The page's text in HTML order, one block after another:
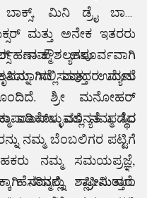
ಬಾಕ್ಸ್, ಮಿನಿ ಡ್ರೈ ಬಾತ್
ಮತ್ತು ಅನೇಕ ಇತರರು
ನಮ್ಮ ಅಪೂರ್ವವಾಗಿ
ಮತ್ತು ಉದ್ಯಮ
ಶ್ರೀ ಮನೋಹರ್
ಐಎಸ್ಒ ಮಾನ್ಯತೆ ಪಡೆದ
ನಮ್ಮ ಬೆಂಬಲಿಗರ ಪಟ್ಟಿಗೆ
ನಮ್ಮ ಸಮಯಪ್ರಜ್ಞೆ,
ನಮ್ಮನ್ನು ಶ್ಲಾಘಿಸುತ್ತಾರೆ.
ಕೌಶಲ್ಯಗಳು
ಸಲ್ಲಿಸುವುದರ ಮೇಲೆ
ನಮ್ಮ ಸ್ಥಿರ
ಹೆಸರಿನಲ್ಲಿ, ಪ್ರೀಮಿಯಂ